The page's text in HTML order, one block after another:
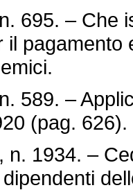
695. – Che
il
589. –
(pag. 626).
1934. –